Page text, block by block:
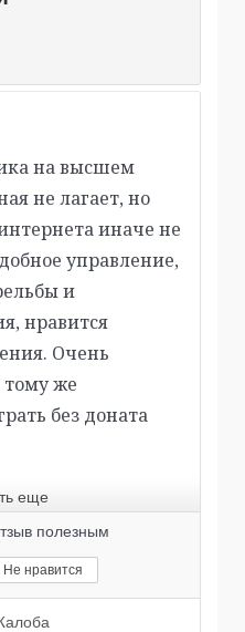
на высшем
не лагает, но
иначе не
управление,
и
нравится
Очень
тому же
без доната
еще
полезным
Не нравится